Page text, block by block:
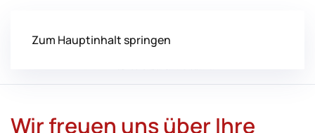
Zum Hauptinhalt springen
Wir freuen uns über Ihre